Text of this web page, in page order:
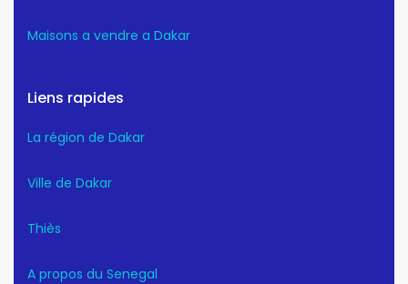
Maisons a vendre a Dakar
Liens rapides
La région de Dakar
Ville de Dakar
Thiès
A propos du Senegal